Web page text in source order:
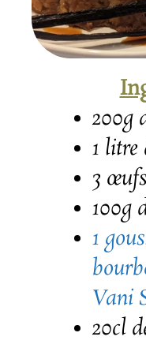
200g
1 litre
3 œufs
100g
1
Vani
20cl